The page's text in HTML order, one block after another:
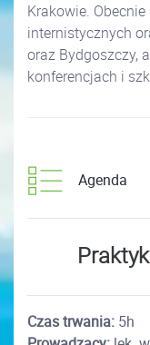
Krakowie.
internistycznych
oraz Bydgoszczy,
konferencjach i
Agenda
Czas trwania: 5h